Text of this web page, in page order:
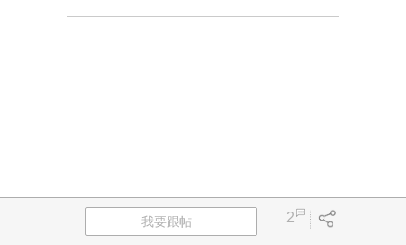
我要跟帖 2